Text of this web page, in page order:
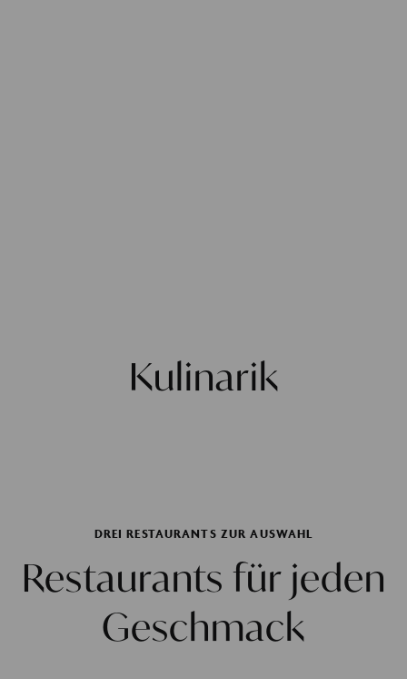
Kulinarik
DREI RESTAURANTS ZUR AUSWAHL
Restaurants für jeden
Geschmack